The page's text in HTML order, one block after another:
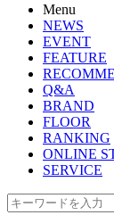
Menu
NEWS
EVENT
FEATURE
Q&A
BRAND
FLOOR
RANKING
ONLINE
SERVICE